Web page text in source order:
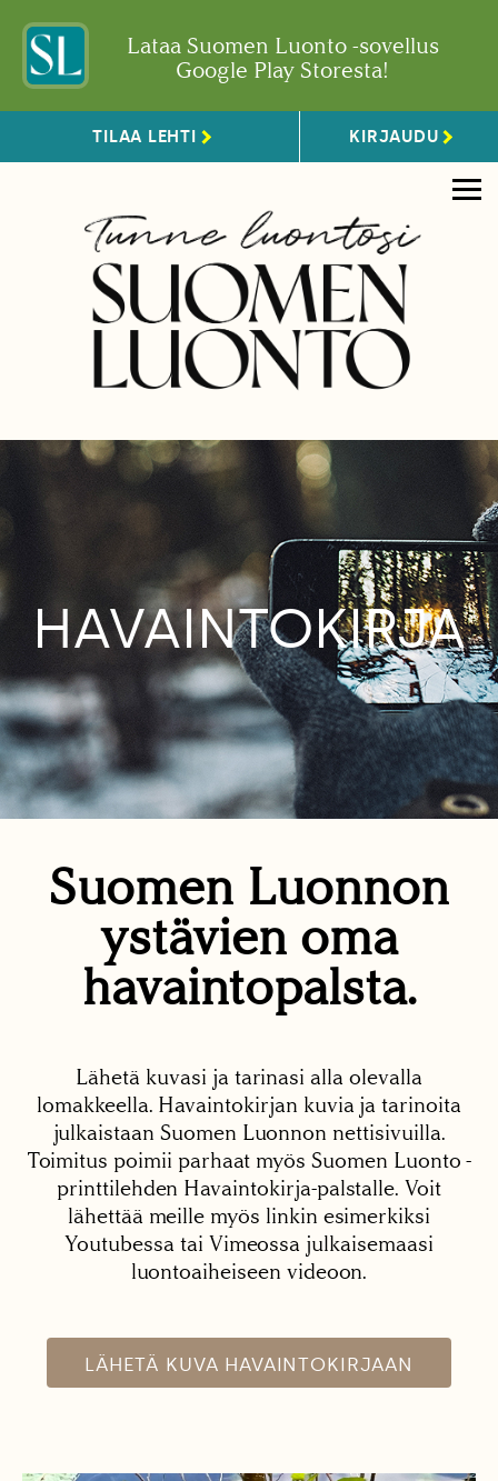
Lataa Suomen Luonto -sovellus
Google Play Storesta!
TILAA LEHTI KIRJAUDU
HAVAINTOKIRJA
Suomen Luonnon
ystävien oma
havaintopalsta.
Lähetä kuvasi ja tarinasi alla olevalla
lomakkeella. Havaintokirjan kuvia ja tarinoita
julkaistaan Suomen Luonnon nettisivuilla.
Toimitus poimii parhaat myös Suomen Luonto -
printtilehden Havaintokirja-palstalle. Voit
lähettää meille myös linkin esimerkiksi
Youtubessa tai Vimeossa julkaisemaasi
luontoaiheiseen videoon.
LÄHETÄ KUVA HAVAINTOKIRJAAN